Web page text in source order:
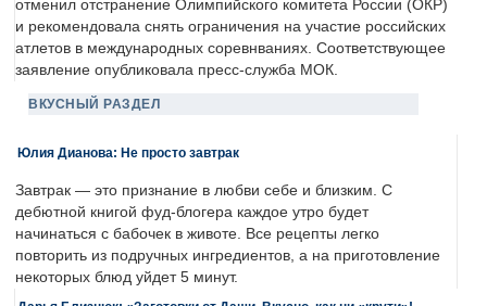
отменил отстранение Олимпийского комитета России (ОКР)
и рекомендовала снять ограничения на участие российских
атлетов в международных соревнваниях. Соответствующее
заявление опубликовала пресс-служба МОК.
ВКУСНЫЙ РАЗДЕЛ
Юлия Дианова: Не просто завтрак
Завтрак — это признание в любви себе и близким. С
дебютной книгой фуд-блогера каждое утро будет
начинаться с бабочек в животе. Все рецепты легко
повторить из подручных ингредиентов, а на приготовление
некоторых блюд уйдет 5 минут.